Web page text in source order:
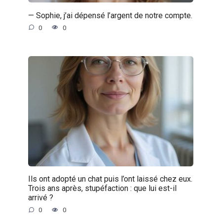
— Sophie, j’ai dépensé l’argent de notre compte.
0 0
Ils ont adopté un chat puis l’ont laissé chez eux.
Trois ans après, stupéfaction : que lui est-il
arrivé ?
0 0